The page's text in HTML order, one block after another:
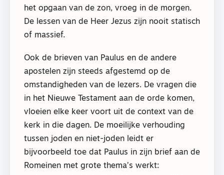
het opgaan van de zon, vroeg in de morgen.
De lessen van de Heer Jezus zijn nooit statisch
of massief.
Ook de brieven van Paulus en de andere
apostelen zijn steeds afgestemd op de
omstandigheden van de lezers. De vragen die
in het Nieuwe Testament aan de orde komen,
vloeien elke keer voort uit de context van de
kerk in die dagen. De moeilijke verhouding
tussen joden en niet-joden leidt er
bijvoorbeeld toe dat Paulus in zijn brief aan de
Romeinen met grote thema’s werkt: